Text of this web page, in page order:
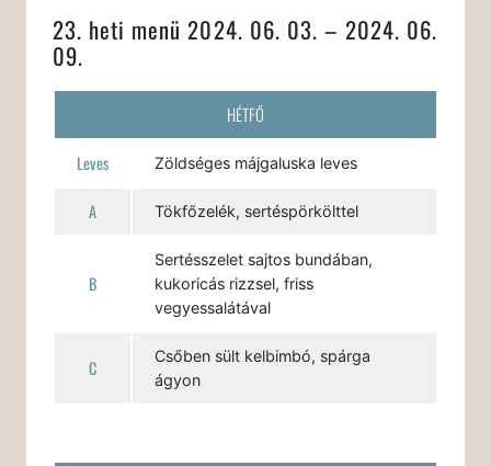
23. heti menü 2024. 06. 03. – 2024. 06.
09.
HÉTFŐ
Leves Zöldséges májgaluska leves
A Tökfőzelék, sertéspörkölttel
B
Sertésszelet sajtos bundában,
kukoricás rizzsel, friss
vegyessalátával
C
Csőben sült kelbimbó, spárga
ágyon